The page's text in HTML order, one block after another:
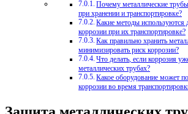
Почему металлические
при хранении и транспортировке?
Какие методы используются
коррозии при их транспортировке?
Как правильно хранить
минимизировать риск коррозии?
Что делать, если коррозия
металлических трубах?
Какое оборудование может
коррозии во время